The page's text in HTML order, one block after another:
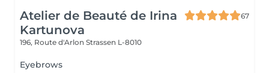
Atelier de Beauté de Irina
Kartunova
67
196, Route d'Arlon Strassen L-8010
Eyebrows